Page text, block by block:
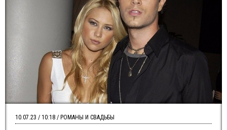
10.07.23 / 10:18 / РОМАНЫ И СВАДЬБЫ